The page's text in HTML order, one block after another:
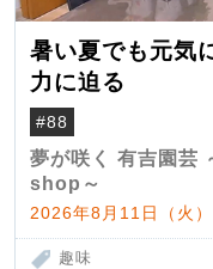
暑い夏でも元気
力に迫る
#88
夢が咲く 有吉園
shop～
2026年8月11日（火
趣味